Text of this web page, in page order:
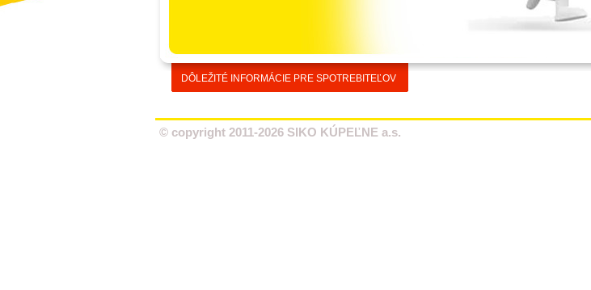
DÔLEŽITÉ INFORMÁCIE PRE SPOTREBITEĽOV
© copyright 2011-2026 SIKO KÚPEĽNE a.s.